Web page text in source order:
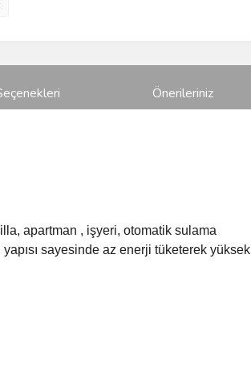
Önerileriniz
apartman , işyeri, otomatik sulama
sayesinde az enerji tüketerek yüksek